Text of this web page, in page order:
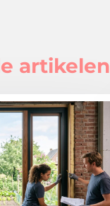
artikelen